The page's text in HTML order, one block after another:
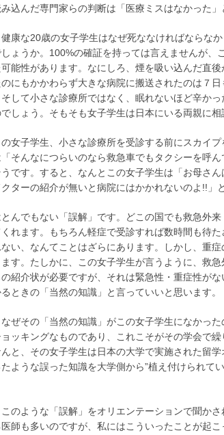
込んだ専門家らの判断は「医療ミスはなかった」
康な20歳の女子学生はなぜ死ななければならな
しょうか。100%の確証を持っては言えませんが、
能性があります。なにしろ、煙を吸い込んだ直
のにもかかわらず大きな病院に搬送されたのは７
して小さな診療所ではなく、眠れないほど辛か
しょう。そもそも女子学生は日本にいる両親に相
女子学生、小さな診療所を受診する前にスカイ
そんなにつらいのなら救急車でもタクシーを呼
です。すると、なんとこの女子学生は「お母さ
ターの紹介が無いと病院にはかかれないのよ!!」
んでもない「誤解」です。どこの国でも救急外
れます。もちろん軽症で受診すれば数時間も待
い、なんてことはざらにあります。しかし、重
ます。たしかに、この女子学生が言うように、救
紹介状が必要ですが、それは緊急性・重症性が
ときの「当然の知識」と言っていいと思います。
ぜその「当然の知識」がこの女子学生になかっ
ッキングなものであり、これこそがその学会で
と、その女子学生は日本の大学で実施された留
ような誤った知識を大学側から”植え付けられて
のような「誤解」をオリエンテーションで聞か
医師も多いのですが、私にはこういったことが起